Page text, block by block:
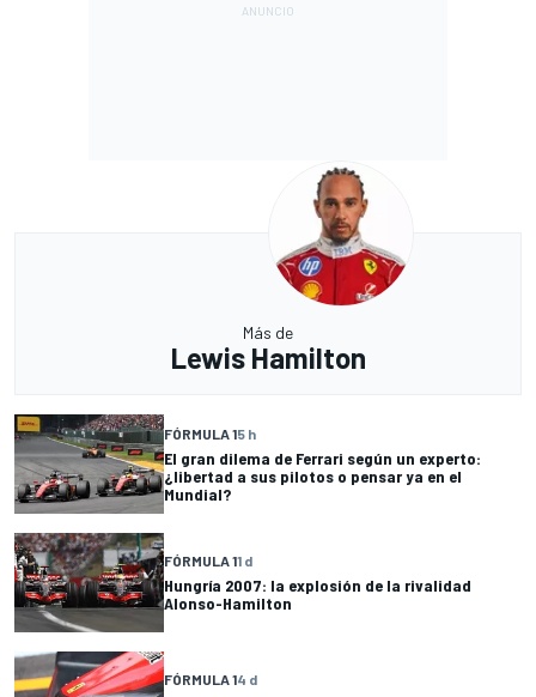
Más de
Lewis Hamilton
FÓRMULA 15 h
El gran dilema de Ferrari según un experto:
¿libertad a sus pilotos o pensar ya en el
Mundial?
FÓRMULA 11 d
Hungría 2007: la explosión de la rivalidad
Alonso-Hamilton
FÓRMULA 14 d